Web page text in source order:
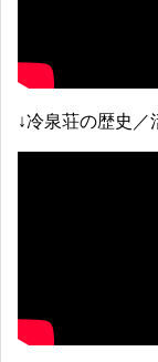
↓冷泉荘の歴史